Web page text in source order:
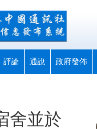
評論 通說 政府發佈
舍並於